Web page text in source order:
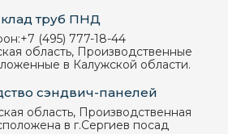
труб ПНД
+7 (495) 777-18-44
область, Производственные
в Калужской области.
сэндвич-панелей
область, Производственная
в г.Сергиев посад